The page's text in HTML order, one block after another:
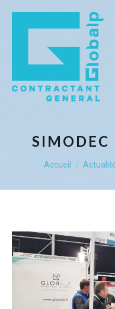
Vous êtes ici :
Accueil